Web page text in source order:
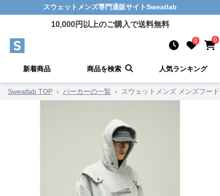
スウェットメンズ専門通販サイトSweatlab
10,000円以上のご購入で送料無料
0 0
新着商品 商品を検索 人気ランキング
Sweatlab TOP › パーカーの一覧 › スウェットメンズ メンズフー